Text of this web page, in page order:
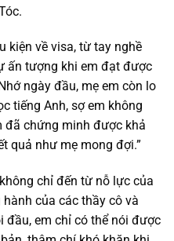
kiện về visa, từ tay nghề
ấn tượng khi em đạt được
ngày đầu, mẹ em còn lo
tiếng Anh, sợ em không
đã chứng minh được khả
quả như mẹ mong đợi.”
chỉ đến từ nỗ lực của
của các thầy cô và
đầu, em chỉ có thể nói được